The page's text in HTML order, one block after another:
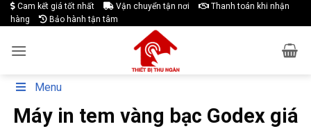
Skip
to
Cam kết giá tốt nhất Vận chuyển tận nơi
Thanh toán khi nhận
hàng
Bảo hành tận tâm
Menu
Máy in tem vàng bạc Godex giá